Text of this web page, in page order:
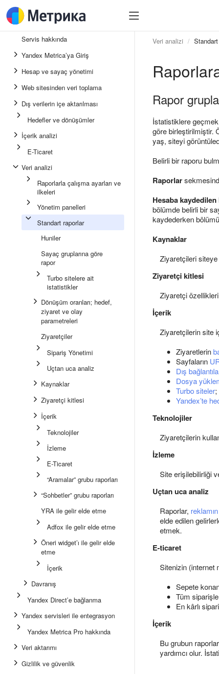
Servis hakkında
Yandex Metrica’ya Giriş
Hesap ve sayaç yönetimi
Web sitesinden veri toplama
Dış verilerin içe aktarılması
Hedefler ve dönüşümler
İçerik analizi
E-Ticaret
Veri analizi
Raporlarla çalışma ayarları ve
ilkeleri
Yönetim panelleri
Standart raporlar
Huniler
Sayaç gruplarına göre
rapor
Turbo sitelere ait
istatistikler
Dönüşüm oranları; hedef,
ziyaret ve olay
parametreleri
Ziyaretçiler
Sipariş Yönetimi
Uçtan uca analiz
Kaynaklar
Ziyaretçi kitlesi
İçerik
Teknolojiler
İzleme
E-Ticaret
“Aramalar” grubu raporları
“Sohbetler” grubu raporları
YRA ile gelir elde etme
Adfox ile gelir elde etme
Öneri widget’ı ile gelir elde
etme
İçerik
Davranış
Yandex Direct’e bağlanma
Yandex servisleri ile entegrasyon
Yandex Metrica Pro hakkında
Veri aktarımı
Gizlilik ve güvenlik
Veri analizi
Rapor
İstatistiklere
göre birleştirilmiştir.
yaş, siteyi
Belirli bir raporu
Raporlar
Hesaba kaydedilen
bölümde belirli bir
kaydederken
Kaynaklar
Ziyaretçileri
Ziyaretçi kitlesi
Ziyaretçi
İçerik
Ziyaretçilerin site
Ziyaretlerin
Sayfaların
Dış
Dosya
Turbo siteler;
Yandex’te
Teknolojiler
Ziyaretçilerin
İzleme
Site erişilebilirliği
Uçtan uca analiz
Raporlar,
elde edilen
etmek.
E-ticaret
Sitenizin (internet
Sepete
Tüm
En kârlı
İçerik
Bu grubun
yardımcı olur.